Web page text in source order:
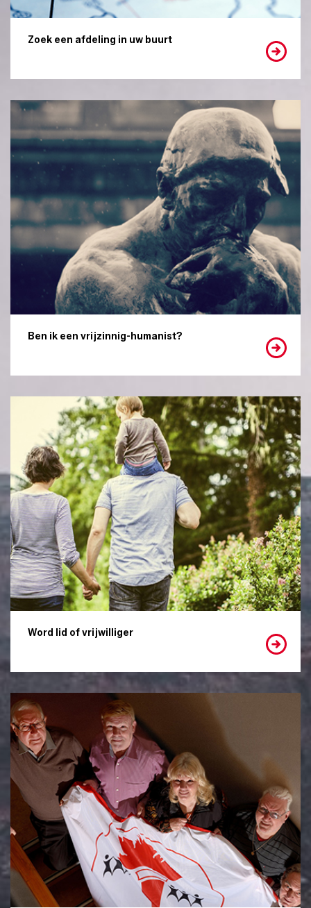
Zoek een afdeling in uw buurt
Ben ik een vrijzinnig-humanist?
Word lid of vrijwilliger